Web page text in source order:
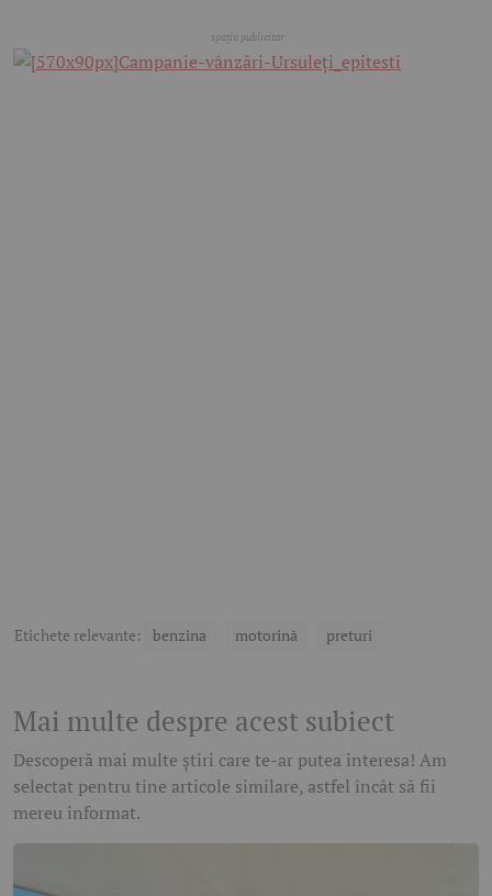
Etichete relevante: benzina motorină preturi
Mai multe despre acest subiect
Descoperă mai multe știri care te-ar putea interesa! Am
selectat pentru tine articole similare, astfel încât să fii
mereu informat.